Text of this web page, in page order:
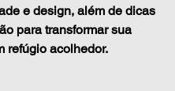
e design, além de dicas
para transformar sua
refúgio acolhedor.